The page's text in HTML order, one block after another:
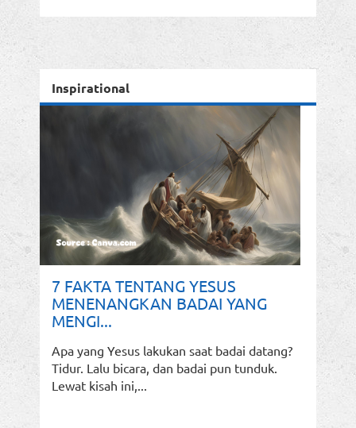
Inspirational
7 FAKTA TENTANG YESUS
MENENANGKAN BADAI YANG
MENGI...
Apa yang Yesus lakukan saat badai datang?
Tidur. Lalu bicara, dan badai pun tunduk.
Lewat kisah ini,...